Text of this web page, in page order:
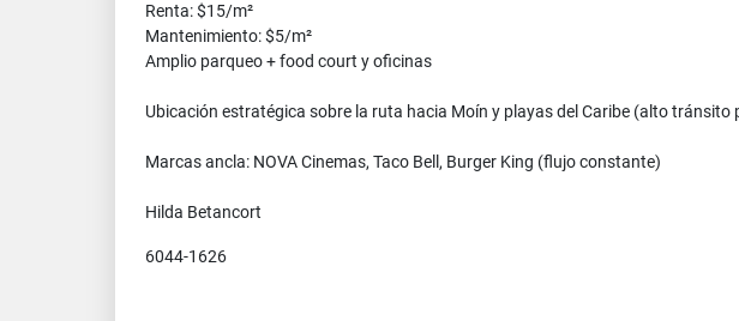
Renta: $15/m²
Mantenimiento: $5/m²
Amplio parqueo + food court y oficinas
Ubicación estratégica sobre la ruta hacia Moín y playas del Caribe (alto tránsito
Marcas ancla: NOVA Cinemas, Taco Bell, Burger King (flujo constante)
Hilda Betancort
6044-1626